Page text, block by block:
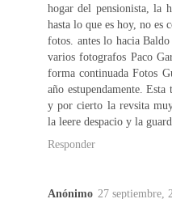
hogar del pensionista, la
hasta lo que es hoy, no es
fotos. antes lo hacia
varios fotografos Paco
forma continuada Fotos
año estupendamente.
y por cierto la revsita muy
la leere despacio y la
Responder
Anónimo 27 septiembre,